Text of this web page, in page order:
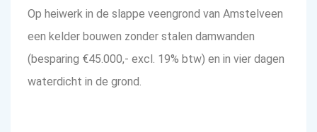
Op heiwerk in de slappe veengrond van Amstelveen
een kelder bouwen zonder stalen damwanden
(besparing €45.000,- excl. 19% btw) en in vier dagen
waterdicht in de grond.